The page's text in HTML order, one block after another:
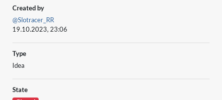
Created by
@Slotracer_RR
19.10.2023, 23:06
Type
Idea
State